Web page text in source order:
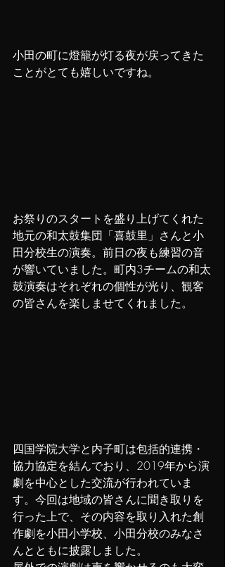
小田の町に燈籠が灯る夜が戻ってきた
ことがとても嬉しいですね。
お祭りのスタートを盛り上げてくれた
地元の和太鼓集団「喜鼓里」さんと小
田分校生の演奏。前日の夜も練習の音
が響いていました。町内3チームの和太
鼓演奏はそれぞれの個性が光り、観客
の皆さんを楽しませてくれました。
四国学院大学と内子町は包括的連携・
協力協定を結んでおり、2019年から演
劇を中心とした交流が行われていま
す。今回は地域の皆さんに聞き取りを
行った上で、その内容を取り入れた創
作劇を小田小学校、小田分校のみなさ
んとともに披露しました。